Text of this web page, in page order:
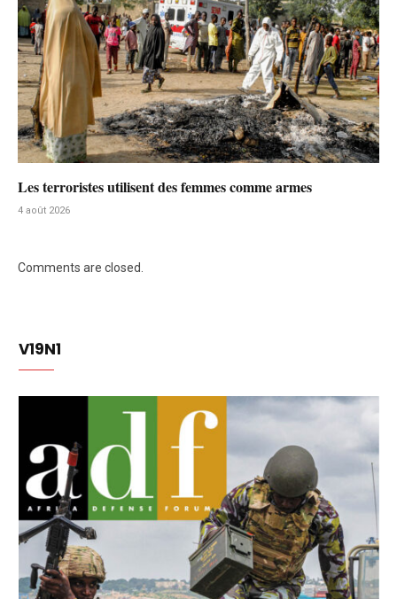
Les terroristes utilisent des femmes comme armes
4 août 2026
Comments are closed.
V19N1